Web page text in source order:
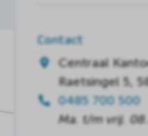
Contact
Centraal
Raetsingel 5,
0485 700 500
Ma. t/m vrij.